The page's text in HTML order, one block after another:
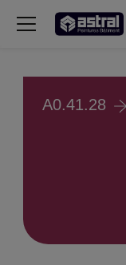
A0.41.28